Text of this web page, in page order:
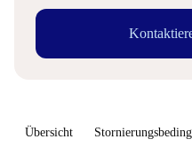
Übersicht